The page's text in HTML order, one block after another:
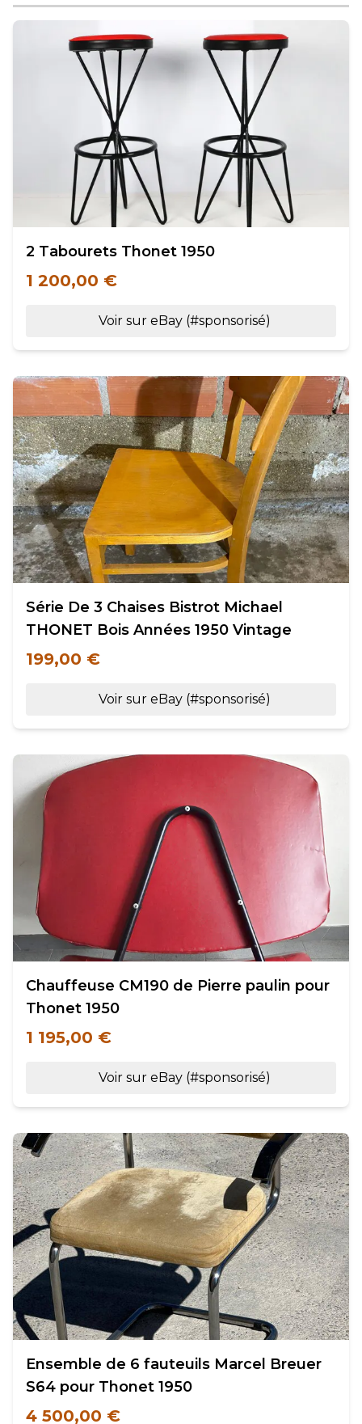
2 Tabourets Thonet 1950
1 200,00 €
Voir sur eBay (#sponsorisé)
Série De 3 Chaises Bistrot Michael
THONET Bois Années 1950 Vintage
199,00 €
Voir sur eBay (#sponsorisé)
Chauffeuse CM190 de Pierre paulin pour
Thonet 1950
1 195,00 €
Voir sur eBay (#sponsorisé)
Ensemble de 6 fauteuils Marcel Breuer
S64 pour Thonet 1950
4 500,00 €